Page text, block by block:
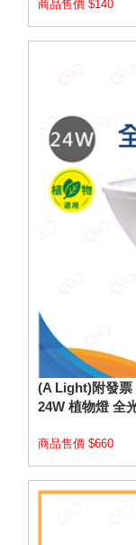
商品售價 $140
(A Light)附發票
24W 植物燈 全
商品售價 $660